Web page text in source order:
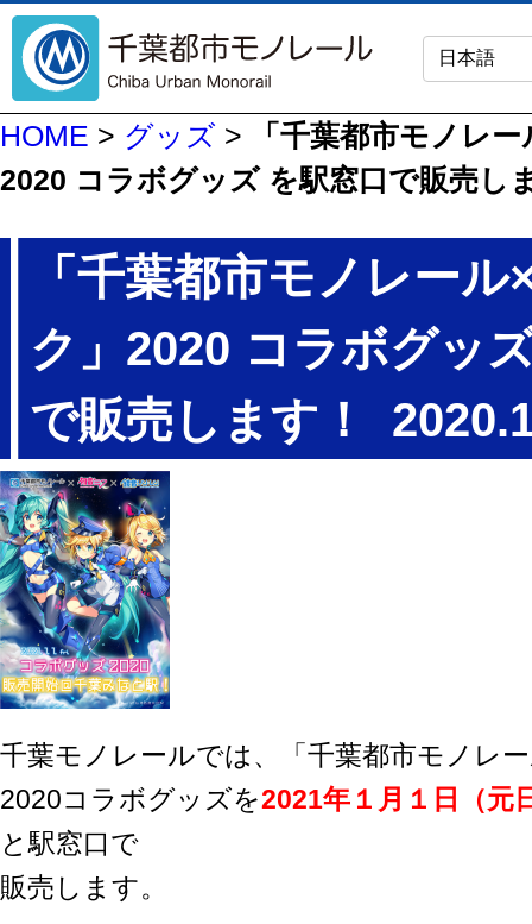
HOME > グッズ >
「千葉都市モノレ
2020 コラボグッズ を駅窓口で販売し
「千葉都市モノレール
ク」2020 コラボグッ
で販売します！
千葉モノレールでは、「千葉都市モノレ
2020コラボグッズを2021年１月１日（元
と駅窓口で
販売します。